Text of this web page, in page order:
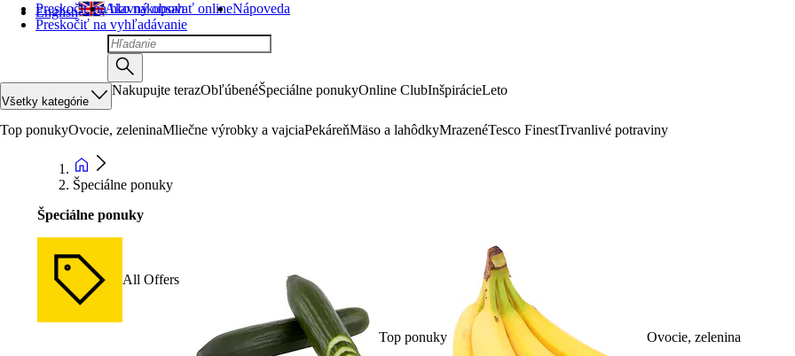
Preskočiť na hlavný obsah
Preskočiť na vyhľadávanie
English Ako nakupovať onlineNápoveda
Všetky kategórie
Nakupujte terazObľúbenéŠpeciálne ponukyOnline ClubInšpirácieLeto
Top ponukyOvocie, zeleninaMliečne výrobky a vajciaPekáreňMäso a lahôdkyMrazenéTesco FinestTrvanlivé potraviny
Špeciálne ponuky
Špeciálne ponuky
All Offers
Top ponuky Ovocie, zelenina